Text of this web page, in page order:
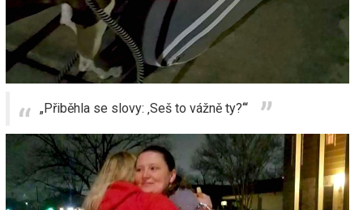
„Přiběhla se slovy: ‚Seš to vážně ty?‘“